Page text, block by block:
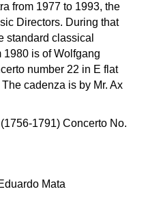
from 1977 to 1993, the
Directors. During that
standard classical
1980 is of Wolfgang
number 22 in E flat
cadenza is by Mr. Ax
1791) Concerto No.
Mata